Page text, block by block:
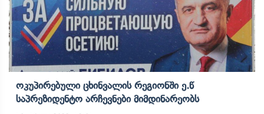
Ოკუპირებული Ცხინვალის Რეგიონში Ე.წ
Საპრეზიდენტო Არჩევნები Მიმდინარეობს